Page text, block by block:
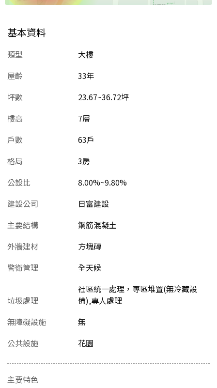
基本資料
類型
大樓
屋齡
33年
坪數
23.67~36.72坪
樓高
7層
戶數
63戶
格局
3房
公設比
8.00%~9.80%
建設公司
日富建設
主要結構
鋼筋混凝土
外牆建材
方塊磚
警衛管理
全天候
垃圾處理
社區統一處理，專區堆置(無冷藏設
備),專人處理
無障礙設施
無
公共設施
花園
主要特色